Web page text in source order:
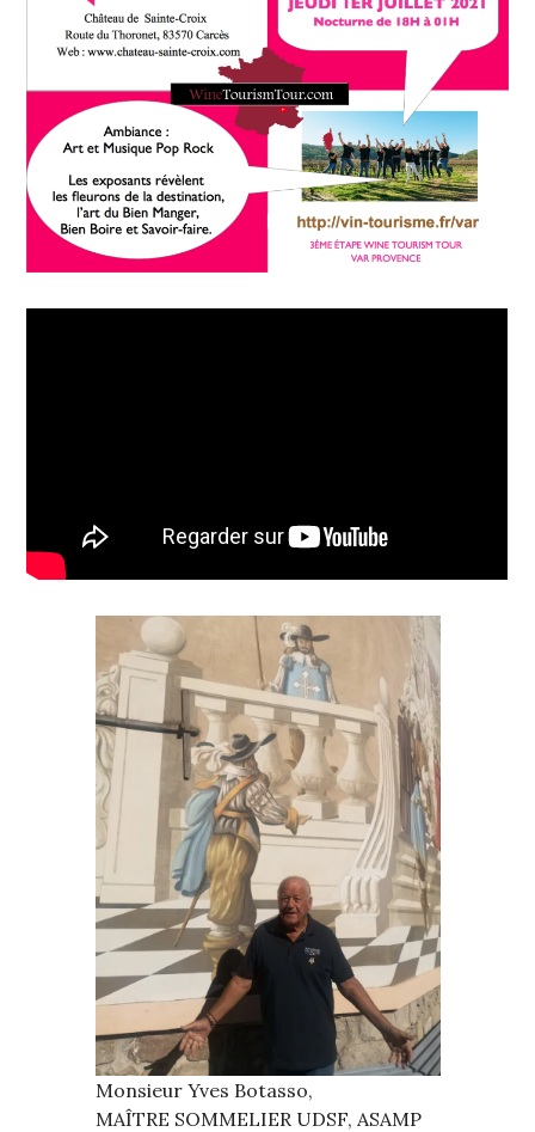
Monsieur Yves Botasso,
MAÎTRE SOMMELIER UDSF, ASAMP